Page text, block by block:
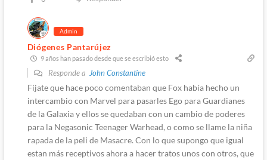
Admin
Diógenes Pantarújez
9 años han pasado desde que se escribió esto
Responde a John Constantine
Fíjate que hace poco comentaban que Fox había hecho un
intercambio con Marvel para pasarles Ego para Guardianes
de la Galaxia y ellos se quedaban con un cambio de poderes
para la Negasonic Teenager Warhead, o como se llame la niña
rapada de la peli de Masacre. Con lo que supongo que igual
estan más receptivos ahora a hacer tratos unos con otros, que